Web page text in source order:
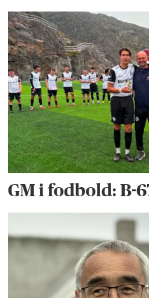
GM i fodbold: B-